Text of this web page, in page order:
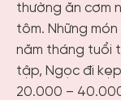
thường ăn cơm
tôm. Những
năm tháng tuổi
tập, Ngọc đi
20.000 –